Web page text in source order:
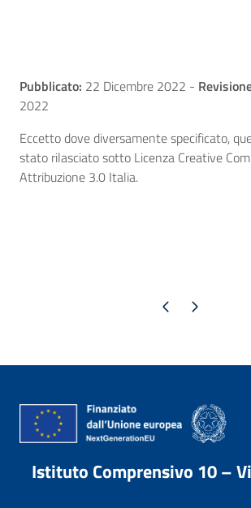
Pubblicato: 22 Dicembre 2022 -
2022
Eccetto dove diversamente specificato,
stato rilasciato sotto Licenza Creative
Attribuzione 3.0 Italia.
Pagina precedente
Pagina successiva
Istituto Comprensivo 10 –